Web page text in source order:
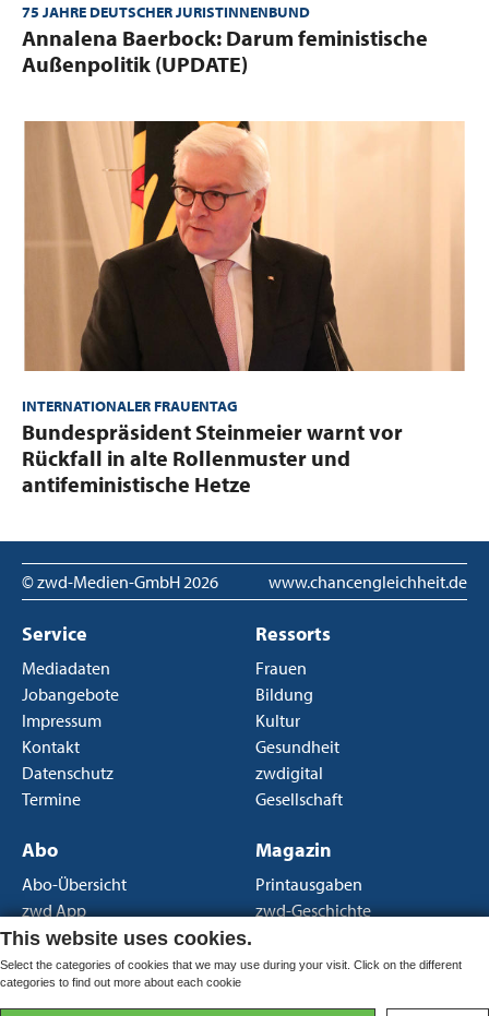
75 JAHRE DEUTSCHER JURISTINNENBUND
:
Annalena Baerbock: Darum feministische
Außenpolitik (UPDATE)
INTERNATIONALER FRAUENTAG
:Bundespräsident Steinmeier warnt vor
Rückfall in alte Rollenmuster und
antifeministische Hetze
© zwd-Medien-GmbH2026 www.chancengleichheit.de
Service
Mediadaten
Jobangebote
Impressum
Kontakt
Datenschutz
Termine
Ressorts
Frauen
Bildung
Kultur
Gesundheit
zwdigital
Gesellschaft
Abo
Abo-Übersicht
zwd App
Newsletter
AGB Print
AGB Portal
Magazin
Printausgaben
zwd-Geschichte
This website uses cookies.
Select the categories of cookies that we may use during your visit. Click on the different
categories to find out more about each cookie